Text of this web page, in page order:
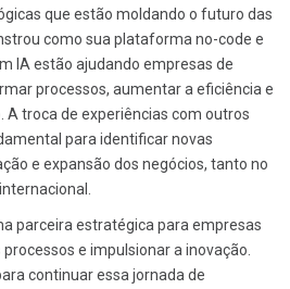
que estão moldando o futuro das
como sua plataforma no-code e
IA estão ajudando empresas de
processos, aumentar a eficiência e
A troca de experiências com outros
para identificar novas
e expansão dos negócios, tanto no
parceira estratégica para empresas
e impulsionar a inovação.
continuar essa jornada de